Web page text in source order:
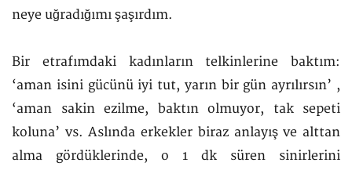
neye uğradığımı şaşırdım.
Bir etrafımdaki kadınların telkinlerine baktım:
‘aman isini gücünü iyi tut, yarın bir gün ayrılırsın’ ,
‘aman sakin ezilme, baktın olmuyor, tak sepeti
koluna’ vs. Aslında erkekler biraz anlayış ve alttan
alma gördüklerinde, o 1 dk süren sinirlerini